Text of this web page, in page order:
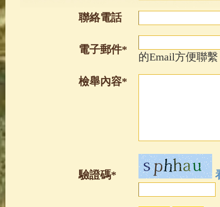
聯絡電話
電子郵件*
的Email方便聯繫
檢舉內容*
驗證碼*